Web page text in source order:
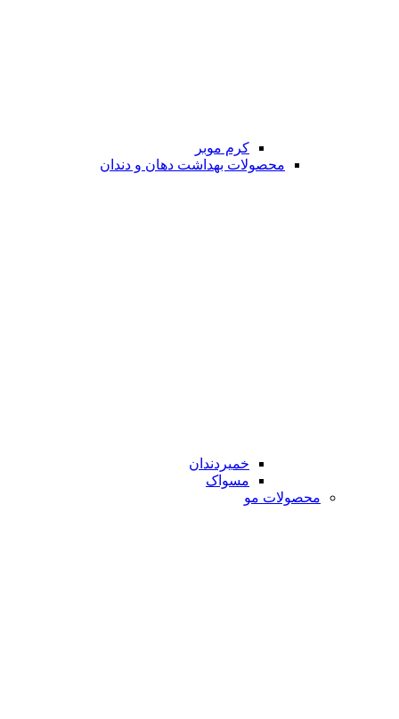
کرم موبر
محصولات بهداشت دهان و دندان
خمیردندان
مسواک
محصولات مو